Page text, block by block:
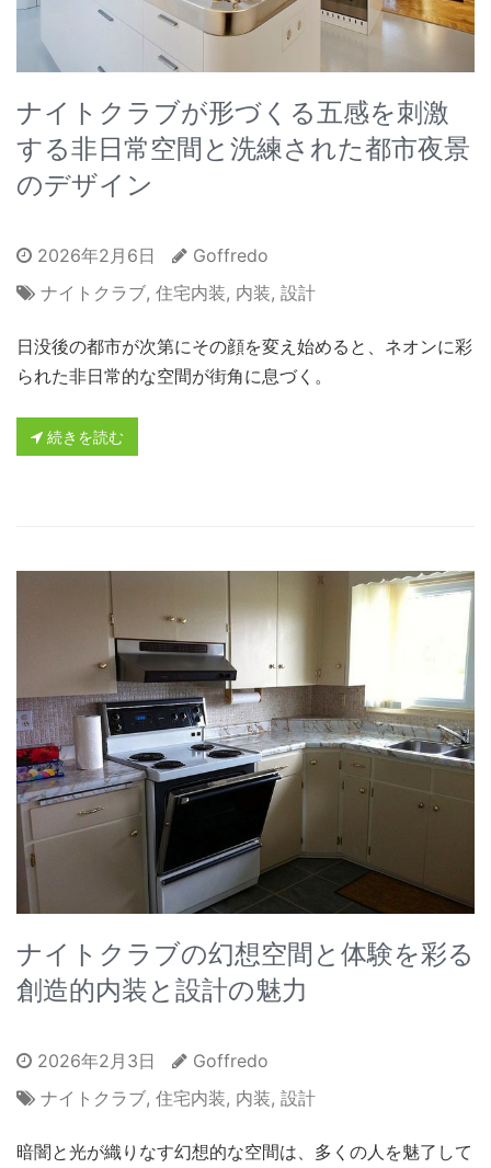
ナイトクラブが形づくる五感を刺激
する非日常空間と洗練された都市夜景
のデザイン
2026年2月6日
Goffredo
ナイトクラブ, 住宅内装, 内装, 設計
日没後の都市が次第にその顔を変え始めると、ネオンに彩
られた非日常的な空間が街角に息づく。
続きを読む
ナイトクラブの幻想空間と体験を彩る
創造的内装と設計の魅力
2026年2月3日
Goffredo
ナイトクラブ, 住宅内装, 内装, 設計
暗闇と光が織りなす幻想的な空間は、多くの人を魅了して